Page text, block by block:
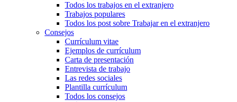
Todos los trabajos en el extranjero
Trabajos populares
Todos los post sobre Trabajar en el extranjero
Consejos
Currículum vitae
Ejemplos de currículum
Carta de presentación
Entrevista de trabajo
Las redes sociales
Plantilla currículum
Todos los consejos